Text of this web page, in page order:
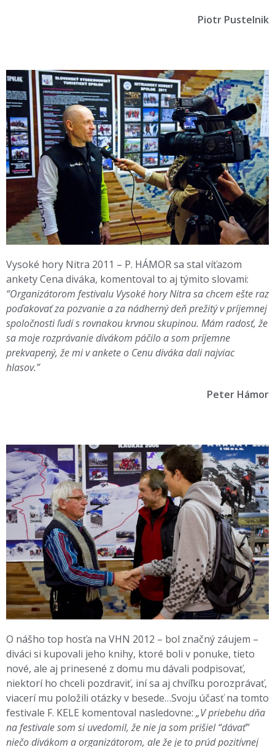
Piotr Pustelnik
Vysoké hory Nitra 2011 – P. HÁMOR sa stal víťazom
ankety Cena diváka, komentoval to aj týmito slovami:
“Organizátorom festivalu Vysoké hory Nitra sa chcem ešte raz
poďakovať za pozvanie a za nádherný deň prežitý v príjemnej
spoločnosti ľudí s rovnakou krvnou skupinou. Mám radosť, že
sa moje rozprávanie divákom páčilo a som príjemne
prekvapený, že mi v ankete o Cenu diváka dali najviac
hlasov.”
Peter Hámor
O nášho top hosťa na VHN 2012 – bol značný záujem –
diváci si kupovali jeho knihy, ktoré boli v ponuke, tieto
nové, ale aj prinesené z domu mu dávali podpisovať,
niektorí ho chceli pozdraviť, iní sa aj chvíľku porozprávať,
viacerí mu položili otázky v besede…Svoju účasť na tomto
festivale F. KELE komentoval nasledovne: „V priebehu dňa
na festivale som si uvedomil, že nie ja som prišiel “dávať”
niečo divákom a organizátorom, ale že je to prúd pozitívnej